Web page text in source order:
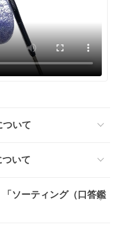
ついて
いて
ソーティング（口答鑑